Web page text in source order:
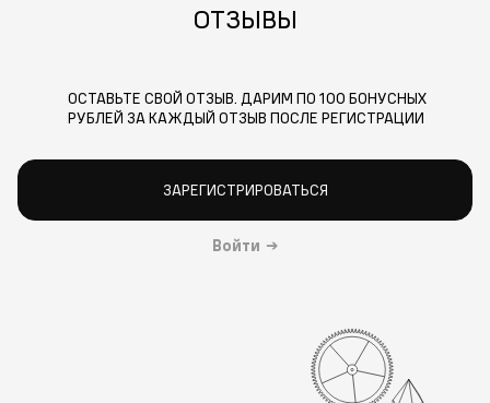
ОТЗЫВЫ
ОСТАВЬТЕ СВОЙ ОТЗЫВ. ДАРИМ ПО 100 БОНУСНЫХ
РУБЛЕЙ ЗА КАЖДЫЙ ОТЗЫВ ПОСЛЕ РЕГИСТРАЦИИ
ЗАРЕГИСТРИРОВАТЬСЯ
Войти →